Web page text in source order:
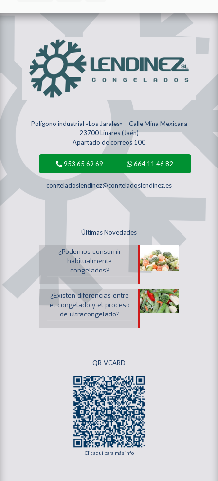
Polígono industrial «Los Jarales» – Calle Mina Mexicana
23700 Linares (Jaén)
Apartado de correos 100
953 65 69 69 664 11 46 82
congeladoslendinez@congeladoslendinez.es
Últimas Novedades
¿Podemos consumir
habitualmente
congelados?
¿Existen diferencias entre
el congelado y el proceso
de ultracongelado?
QR-VCARD
Clic aquí para más info